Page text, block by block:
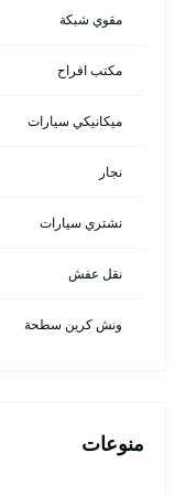
مقوي شبكة
مكتب افراح
ميكانيكي سيارات
نجار
نشتري سيارات
نقل عفش
ونش كرين سطحة
منوعات